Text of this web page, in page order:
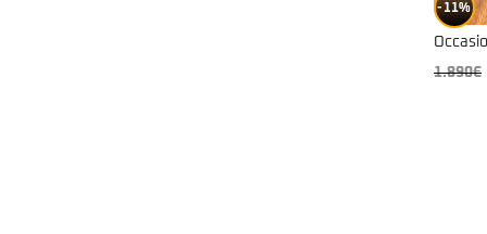
11%
1.890€